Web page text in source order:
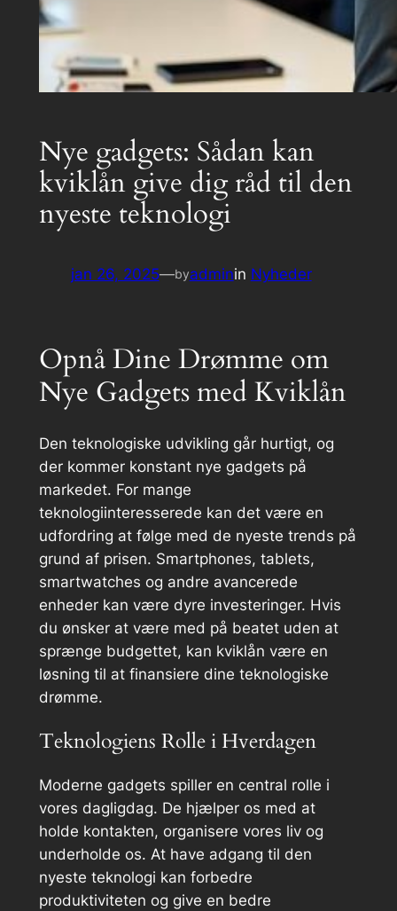
Nye gadgets: Sådan kan
kviklån give dig råd til den
nyeste teknologi
jan 26, 2025—byadminin Nyheder
Opnå Dine Drømme om
Nye Gadgets med Kviklån
Den teknologiske udvikling går hurtigt, og
der kommer konstant nye gadgets på
markedet. For mange
teknologiinteresserede kan det være en
udfordring at følge med de nyeste trends på
grund af prisen. Smartphones, tablets,
smartwatches og andre avancerede
enheder kan være dyre investeringer. Hvis
du ønsker at være med på beatet uden at
sprænge budgettet, kan kviklån være en
løsning til at finansiere dine teknologiske
drømme.
Teknologiens Rolle i Hverdagen
Moderne gadgets spiller en central rolle i
vores dagligdag. De hjælper os med at
holde kontakten, organisere vores liv og
underholde os. At have adgang til den
nyeste teknologi kan forbedre
produktiviteten og give en bedre